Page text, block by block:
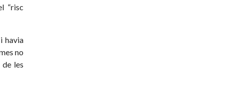
“risc
havia
no
les